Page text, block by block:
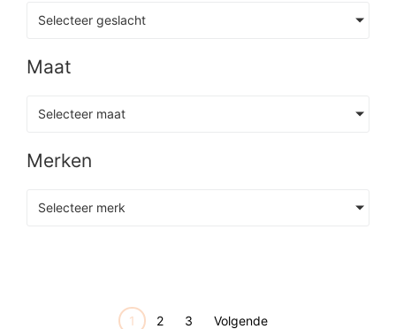
Selecteer geslacht
Maat
Selecteer maat
Merken
Selecteer merk
1 2 3 Volgende